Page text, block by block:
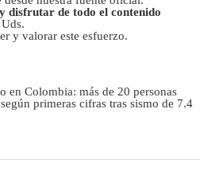
disfrutar de todo el contenido
y valorar este esfuerzo.
en Colombia: más de 20 personas
primeras cifras tras sismo de 7.4